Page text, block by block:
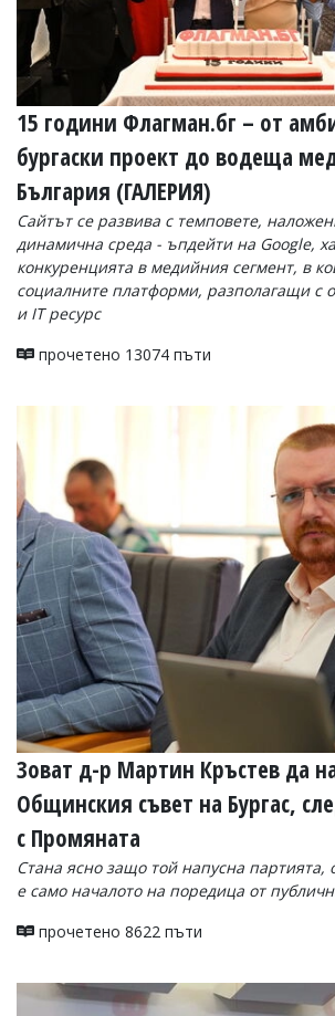
отговорност
тях!
Ако
откриете
обиден
вас
моля
сигнализирайте
ни!
15 години Флагман.бг – от
бургаски проект до водеща
България (ГАЛЕРИЯ)
Сайтът се развива с темповете,
динамична среда - ъпдейти на Google,
конкуренцията в медийния сегмент, в
социалните платформи, разполагащи с
и IT ресурс
прочетено 13074 пъти
Зоват д-р Мартин Кръстев да
Общинския съвет на Бургас,
с Промяната
Стана ясно защо той напусна партията,
е само началото на поредица от
прочетено 8622 пъти